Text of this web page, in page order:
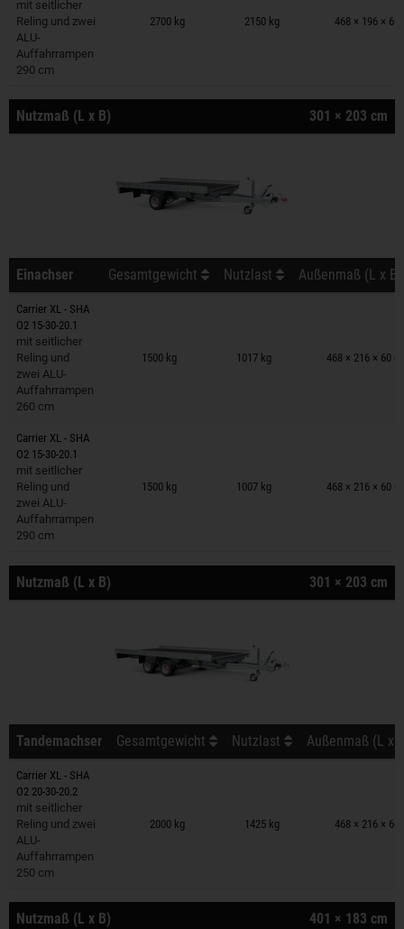
mit seitlicher
Reling und zwei
ALU-
Auffahrrampen
290 cm
2700 kg 2150 kg 468 × 196 × 60
Nutzmaß (L x B) 301 × 203 cm
Einachser Gesamtgewicht Nutzlast Außenmaß (L x B
Carrier XL - SHA
O2 15-30-20.1
mit seitlicher
Reling und
zwei ALU-
Auffahrrampen
260 cm
1500 kg 1017 kg 468 × 216 × 60
Anhänger auf Merkzettel
Carrier XL - SHA
O2 15-30-20.1
mit seitlicher
Reling und
zwei ALU-
Auffahrrampen
290 cm
1500 kg 1007 kg 468 × 216 × 60
Anhänger auf Merkzettel
Nutzmaß (L x B) 301 × 203 cm
Tandemachser Gesamtgewicht Nutzlast Außenmaß (L x
Carrier XL - SHA
O2 20-30-20.2
mit seitlicher
Reling und zwei
ALU-
Auffahrrampen
250 cm
2000 kg 1425 kg 468 × 216 × 60
Anhänger auf Merkzettel
Nutzmaß (L x B) 401 × 183 cm